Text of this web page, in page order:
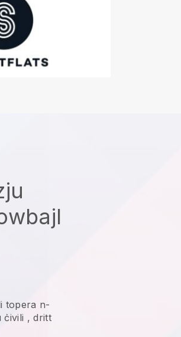
topera n-
ċivili , dritt